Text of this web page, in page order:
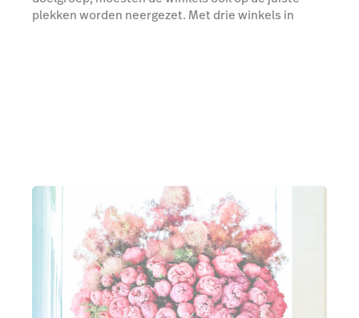
plekken worden neergezet. Met drie winkels in